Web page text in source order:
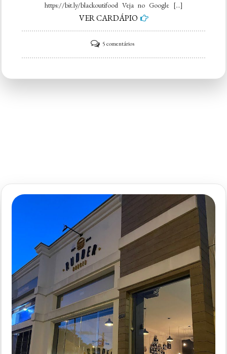
https://bit.ly/blackoutifood Veja no Google […]
VER CARDÁPIO
5 comentáriosem
Blackout